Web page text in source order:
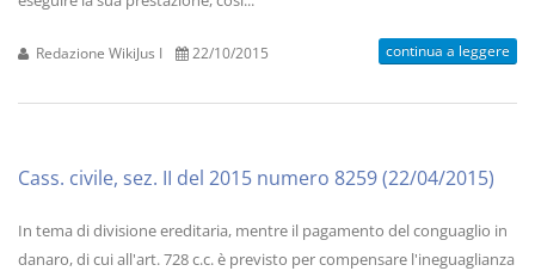
Redazione WikiJus I 22/10/2015 continua a leggere
Cass. civile, sez. II del 2015 numero 8259 (22/04/2015)
In tema di divisione ereditaria, mentre il pagamento del conguaglio in
danaro, di cui all'art. 728 c.c. è previsto per compensare l'ineguaglianza